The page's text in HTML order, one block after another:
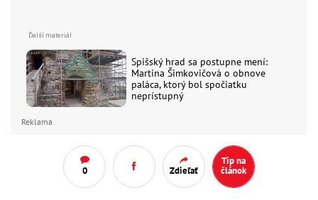
Spišský hrad sa postupne mení:
Martina Šimkovičová o obnove
paláca, ktorý bol spočiatku
neprístupný
Reklama
0 Zdieľať
Tip na
článok